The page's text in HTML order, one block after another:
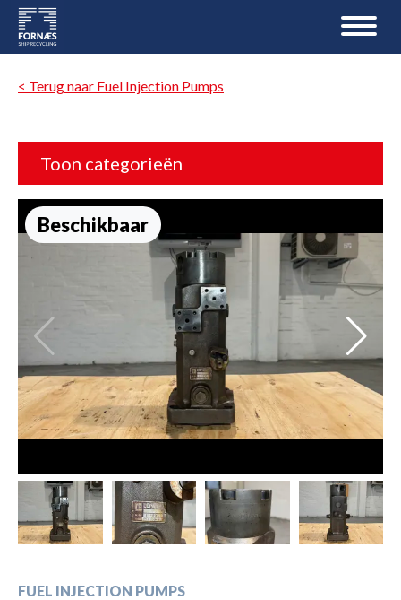
< Terug naar Fuel Injection Pumps
Toon categorieën
Beschikbaar
FUEL INJECTION PUMPS